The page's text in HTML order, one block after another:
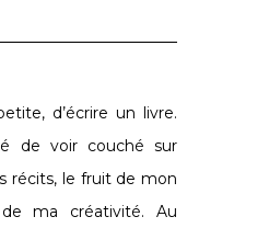
d’écrire un livre.
de voir couché sur
récits, le fruit de mon
ma créativité. Au